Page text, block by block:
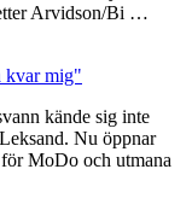
Arvidson/Bi …
kvar mig"
kände sig inte
Nu öppnar
MoDo och utmana